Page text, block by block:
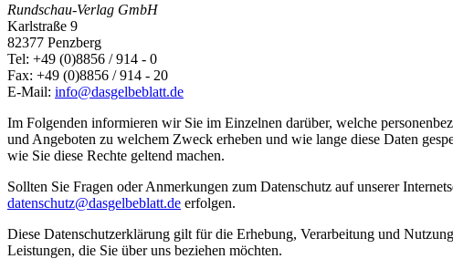
Rundschau-Verlag GmbH
Karlstraße 9
82377 Penzberg
Tel: +49 (0)8856 / 914 - 0
Fax: +49 (0)8856 / 914 - 20
E-Mail: info@dasgelbeblatt.de
Im Folgenden informieren wir Sie im Einzelnen darüber, welche
und Angeboten zu welchem Zweck erheben und wie lange diese Daten
wie Sie diese Rechte geltend machen.
Sollten Sie Fragen oder Anmerkungen zum Datenschutz auf unserer
datenschutz@dasgelbeblatt.de erfolgen.
Diese Datenschutzerklärung gilt für die Erhebung, Verarbeitung und
Leistungen, die Sie über uns beziehen möchten.